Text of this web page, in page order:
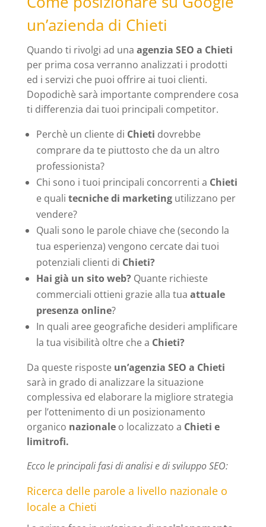
un’azienda di Chieti
Quando ti rivolgi ad una agenzia SEO a Chieti
per prima cosa verranno analizzati i prodotti
ed i servizi che puoi offrire ai tuoi clienti.
Dopodichè sarà importante comprendere cosa
ti differenzia dai tuoi principali competitor.
Perchè un cliente di Chieti dovrebbe
comprare da te piuttosto che da un altro
professionista?
Chi sono i tuoi principali concorrenti a Chieti
e quali tecniche di marketingutilizzano per
vendere?
Quali sono le parole chiave che (secondo la
tua esperienza) vengono cercate dai tuoi
potenziali clienti di Chieti?
Hai già un sito web?Quante richieste
commerciali ottieni grazie alla tua attuale
presenza online?
In quali aree geografiche desideri amplificare
la tua visibilità oltre che a Chieti?
Da queste risposte un’agenzia SEO a Chieti
sarà in grado di analizzare la situazione
complessiva ed elaborare la migliore strategia
per l’ottenimento di un posizionamento
organico nazionaleo localizzato a Chieti e
limitrofi.
Ecco le principali fasi di analisi e di sviluppo SEO:
Ricerca delle parole a livello nazionale o
locale a Chieti